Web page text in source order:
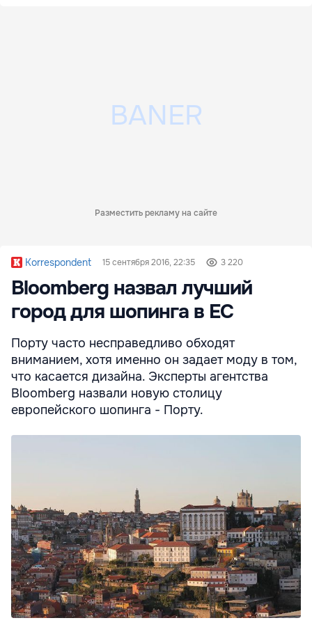
Разместить рекламу на сайте
Korrespondent 15 сентября 2016, 22:35 3 220
Bloomberg назвал лучший
город для шопинга в ЕС
Порту часто несправедливо обходят
вниманием, хотя именно он задает моду в том,
что касается дизайна. Эксперты агентства
Bloomberg назвали новую столицу
европейского шопинга - Порту.